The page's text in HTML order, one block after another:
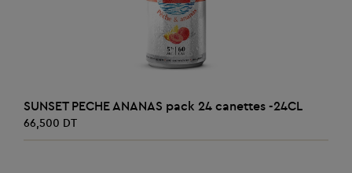
AJOUTER AU PANIER
SUNSET PECHE ANANAS pack 24 canettes -24CL
66,500 DT